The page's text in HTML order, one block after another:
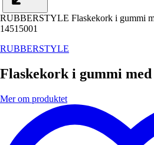
RUBBERSTYLE Flaskekork i gummi
14515001
RUBBERSTYLE
Flaskekork i gummi med
Mer om produktet